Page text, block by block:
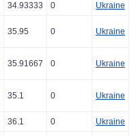
34.93333 0 Ukraine
35.95 0 Ukraine
35.91667 0 Ukraine
35.1 0 Ukraine
36.1 0 Ukraine